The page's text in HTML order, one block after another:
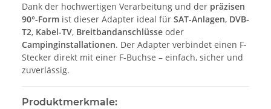
Dank der hochwertigen Verarbeitung und der präzisen
90°-Form ist dieser Adapter ideal für SAT-Anlagen, DVB-
T2, Kabel-TV, Breitbandanschlüsse oder
Campinginstallationen. Der Adapter verbindet einen F-
Stecker direkt mit einer F-Buchse – einfach, sicher und
zuverlässig.
Produktmerkmale: